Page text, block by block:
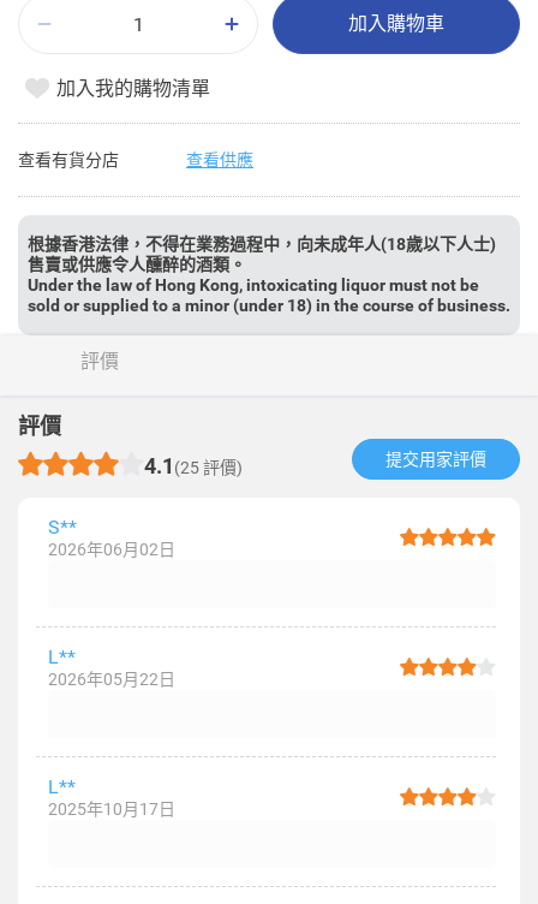
加入購物車
加入我的購物清單
查看有貨分店 查看供應
根據香港法律，不得在業務過程中，向未成年人(18歲以下人士)
售賣或供應令人醺醉的酒類。
Under the law of Hong Kong, intoxicating liquor must not be
sold or supplied to a minor (under 18) in the course of business.
評價
評價
4.1 (25 評價) 提交用家評價​
S**
2026年06月02日
L**
2026年05月22日
L**
2025年10月17日